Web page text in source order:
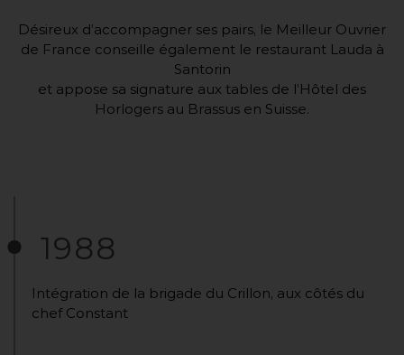
Désireux d’accompagner ses pairs, le Meilleur Ouvrier
de France conseille également le restaurant Lauda à
Santorin
et appose sa signature aux tables de l’Hôtel des
Horlogers au Brassus en Suisse.
1988
Intégration de la brigade du Crillon, aux côtés du
chef Constant